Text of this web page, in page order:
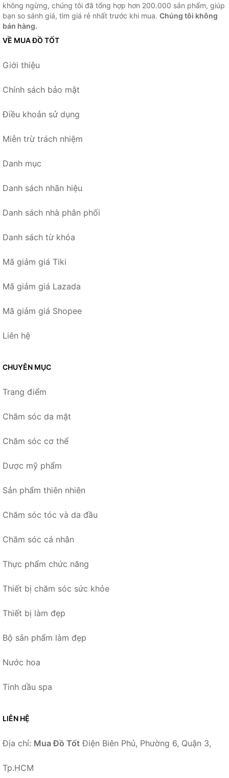
không ngừng, chúng tôi đã tổng hợp hơn 200.000 sản phẩm, giúp
bạn so sánh giá, tìm giá rẻ nhất trước khi mua. Chúng tôi không
bán hàng.
VỀ MUA ĐỒ TỐT
Giới thiệu
Chính sách bảo mật
Điều khoản sử dụng
Miễn trừ trách nhiệm
Danh mục
Danh sách nhãn hiệu
Danh sách nhà phân phối
Danh sách từ khóa
Mã giảm giá Tiki
Mã giảm giá Lazada
Mã giảm giá Shopee
Liên hệ
CHUYÊN MỤC
Trang điểm
Chăm sóc da mặt
Chăm sóc cơ thể
Dược mỹ phẩm
Sản phẩm thiên nhiên
Chăm sóc tóc và da đầu
Chăm sóc cá nhân
Thực phẩm chức năng
Thiết bị chăm sóc sức khỏe
Thiết bị làm đẹp
Bộ sản phẩm làm đẹp
Nước hoa
Tinh dầu spa
LIÊN HỆ
Địa chỉ: Mua Đồ Tốt Điện Biên Phủ, Phường 6, Quận 3,
Tp.HCM